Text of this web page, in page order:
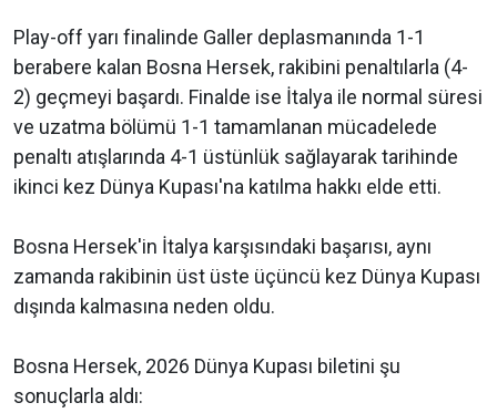
Play-off yarı finalinde Galler deplasmanında 1-1
berabere kalan Bosna Hersek, rakibini penaltılarla (4-
2) geçmeyi başardı. Finalde ise İtalya ile normal süresi
ve uzatma bölümü 1-1 tamamlanan mücadelede
penaltı atışlarında 4-1 üstünlük sağlayarak tarihinde
ikinci kez Dünya Kupası'na katılma hakkı elde etti.
Bosna Hersek'in İtalya karşısındaki başarısı, aynı
zamanda rakibinin üst üste üçüncü kez Dünya Kupası
dışında kalmasına neden oldu.
Bosna Hersek, 2026 Dünya Kupası biletini şu
sonuçlarla aldı: